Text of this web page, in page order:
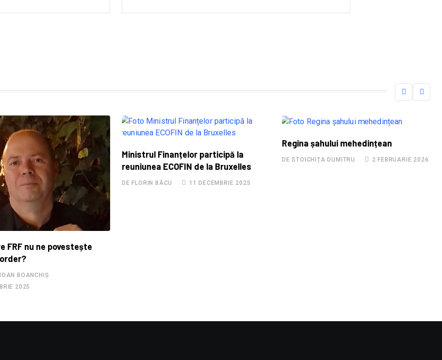
FRF nu ne povestește
BOANCHIȘ
2025
Ministrul Finanțelor participă la
reuniunea ECOFIN de la Bruxelles
DE FLORIN BÂCU 11 DECEMBRIE 2025
Regina șahului mehedințean
DE STOICHIȚA DUMITRU 2 FEBRUARIE 2026